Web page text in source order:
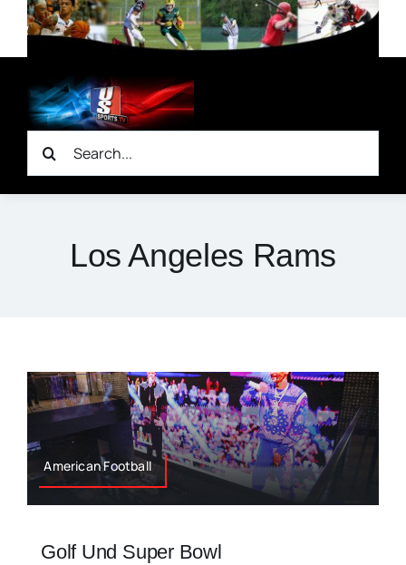
Zum
Inhalt
springen
Suche
nach:
Los Angeles Rams
American Football
Golf Und Super Bowl